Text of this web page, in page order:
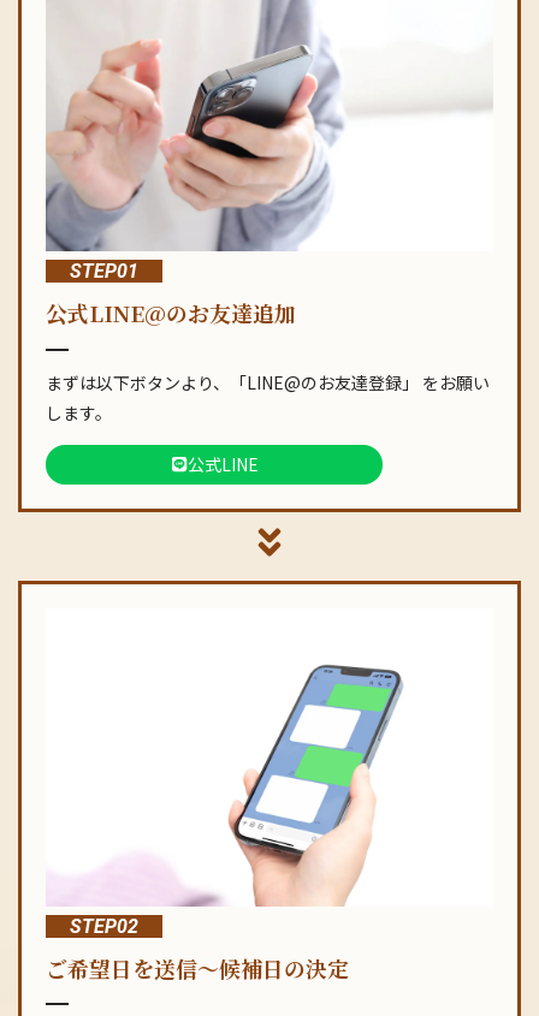
STEP01
公式LINE@のお友達追加
まずは以下ボタンより、「LINE@のお友達登録」 をお願い
します。
公式LINE
STEP02
ご希望日を送信～候補日の決定